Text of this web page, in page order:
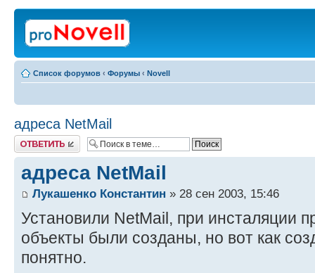
Список форумов ‹ Форумы ‹ Novell
адреса NetMail
Ответить
адреса NetMail
Лукашенко Константин » 28 сен 2003, 15:46
Установили NetMail, при инсталяции
объекты были созданы, но вот как
понятно.